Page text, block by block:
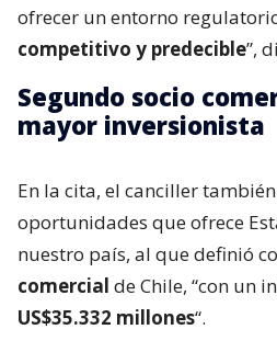
ofrecer un entorno
competitivo y predecible”,
Segundo socio
mayor inversionista
En la cita, el canciller
oportunidades que ofrece
nuestro país, al que definió
comercial de Chile, “con un
US$35.332 millones“.